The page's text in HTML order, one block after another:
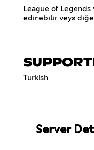
League of Legends
edinebilir veya
Turkish
Server